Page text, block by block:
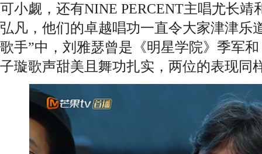
可小觑，还有NINE PERCENT主唱尤长
弘凡，他们的卓越唱功一直令大家津津乐
歌手”中，刘雅瑟曾是《明星学院》季军
子璇歌声甜美且舞功扎实，两位的表现同